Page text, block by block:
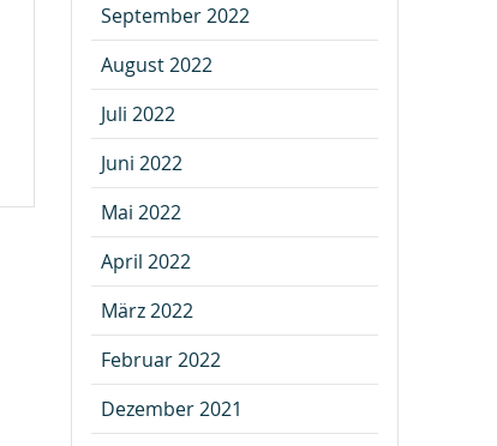
September 2022
August 2022
Juli 2022
Juni 2022
Mai 2022
April 2022
März 2022
Februar 2022
Dezember 2021